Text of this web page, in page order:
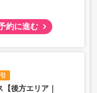
約に進む
【後方エリア｜